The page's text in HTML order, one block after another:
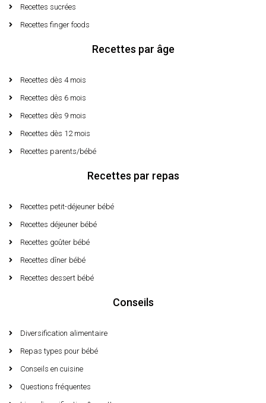
Recettes sucrées
Recettes finger foods
Recettes par âge
Recettes dès 4 mois
Recettes dès 6 mois
Recettes dès 9 mois
Recettes dès 12 mois
Recettes parents/bébé
Recettes par repas
Recettes petit-déjeuner bébé
Recettes déjeuner bébé
Recettes goûter bébé
Recettes dîner bébé
Recettes dessert bébé
Conseils
Diversification alimentaire
Repas types pour bébé
Conseils en cuisine
Questions fréquentes